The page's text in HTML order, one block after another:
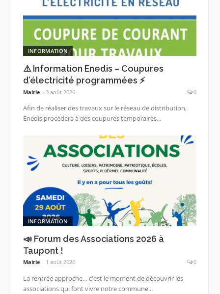
INFORMATION
⚠️ Information Enedis – Coupures
d’électricité programmées ⚡
Mairie 3 août 2026 0
Afin de réaliser des travaux sur le réseau de distribution,
Enedis procédera à des coupures temporaires...
INFORMATION
📣 Forum des Associations 2026 à
Taupont !
Mairie 1 août 2026 0
La rentrée approche… c'est le moment de découvrir les
associations qui font vivre notre commune...